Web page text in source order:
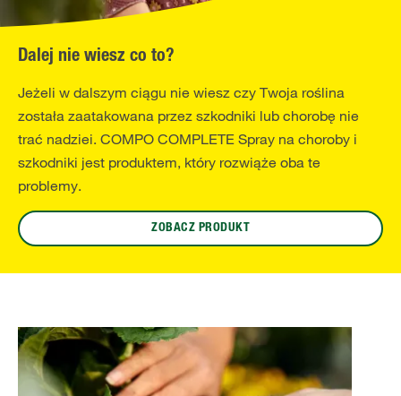
Dalej nie wiesz co to?
Jeżeli w dalszym ciągu nie wiesz czy Twoja roślina
została zaatakowana przez szkodniki lub chorobę nie
trać nadziei. COMPO COMPLETE Spray na choroby i
szkodniki jest produktem, który rozwiąże oba te
problemy.
ZOBACZ PRODUKT